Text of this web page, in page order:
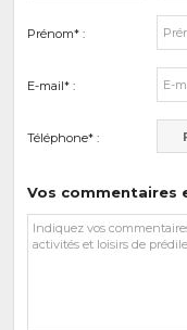
Prénom* :
E-mail* :
Téléphone* :
Vos commentaires
Vos
commentaires